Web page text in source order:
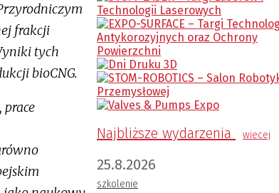
frakcji
tych
bioCNG.
Najbliższe wydarzenia wiecej
25.8.2026
szkolenie